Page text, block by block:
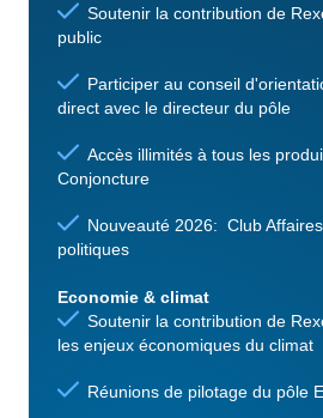
Soutenir la contribution de
public
Participer au conseil
direct avec le directeur du pôle
Accès illimités à tous les
Conjoncture
Nouveauté 2026: Club
politiques
Economie & climat
Soutenir la contribution de
les enjeux économiques du climat
Réunions de pilotage du pôle